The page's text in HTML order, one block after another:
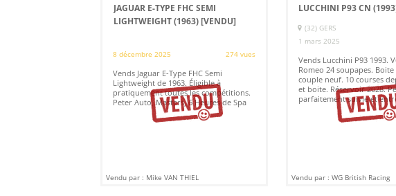
JAGUAR E-TYPE FHC SEMI
LIGHTWEIGHT (1963)[VENDU]
8 décembre 2025 274 vues
Vends Jaguar E-Type FHC Semi
Lightweight de 1963. Éligible à
pratiquement toutes les compétitions.
Peter Auto, Masters, 6 Heures de Spa
Vendu par : Mike VAN THIEL
LUCCHINI P93 CN
(32) GERS
1 mars 2025
Vends Lucchini P93 1993.
Romeo 24 soupapes. Boite
couple neuf. 10 courses
et boite. Réservoir 2028.
parfaitement suivie et
Vendu par : WG British Racing